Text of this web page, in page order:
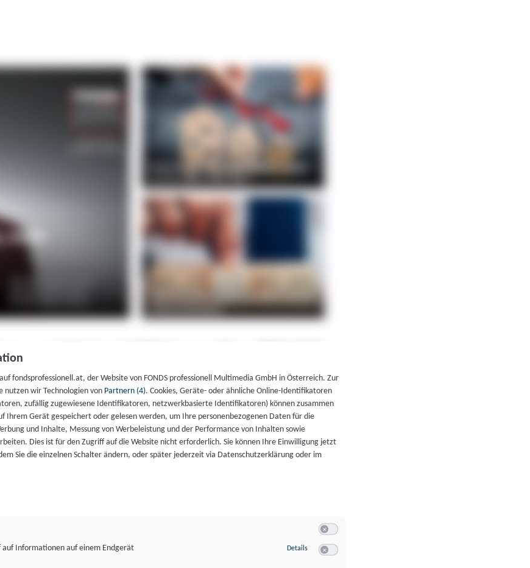
fondsprofessionell.at, der Website von FONDS professionell Multimedia GmbH in Österreich. Zur
nutzen wir Technologien von Partnern (4). Cookies, Geräte- oder ähnliche Online-Identifikatoren
zufällig zugewiesene Identifikatoren, netzwerkbasierte Identifikatoren) können zusammen
Ihrem Gerät gespeichert oder gelesen werden, um Ihre personenbezogenen Daten für die
und Inhalte, Messung von Werbeleistung und der Performance von Inhalten sowie
Dies ist für den Zugriff auf die Website nicht erforderlich. Sie können Ihre Einwilligung jetzt
Sie die einzelnen Schalter ändern, oder später jederzeit via Datenschutzerklärung oder im
auf Informationen auf einem Endgerät
Details zu Speichern von oder Zugriff auf Informationen auf einem Endgerät